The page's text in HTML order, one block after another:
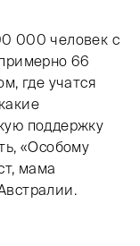
000 человек с
66
где учатся
поддержку
«Особому
мама